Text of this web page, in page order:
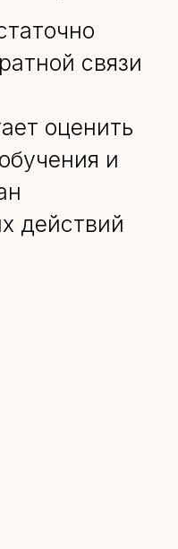
связи
оценить
и
действий